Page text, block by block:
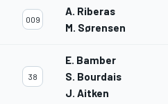
009
A. Riberas
M. Sørensen
38
E. Bamber
S. Bourdais
J. Aitken